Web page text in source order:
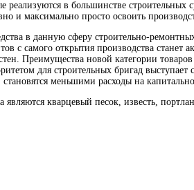
в большинстве строительных
и максимально просто освоить
в данную cферу строительно-
с самого открытия производства
Преимущества новой категории
для строительных бригад
меньшими расходы на
кварцевый песок, известь,